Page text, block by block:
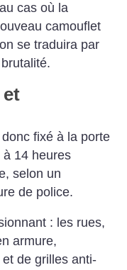
cas où la
camouflet
se traduira par
fixé à la porte
14 heures
selon un
de police.
: les rues,
armure,
de grilles anti-